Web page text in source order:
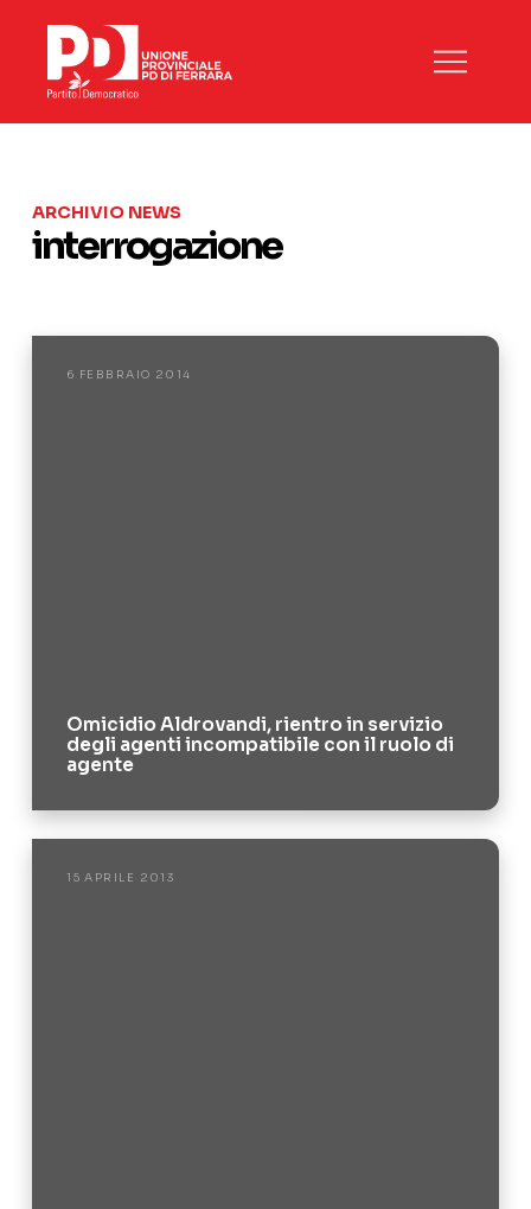
ARCHIVIO NEWS
interrogazione
6 FEBBRAIO 2014
Omicidio Aldrovandi, rientro in servizio
degli agenti incompatibile con il ruolo di
agente
15 APRILE 2013